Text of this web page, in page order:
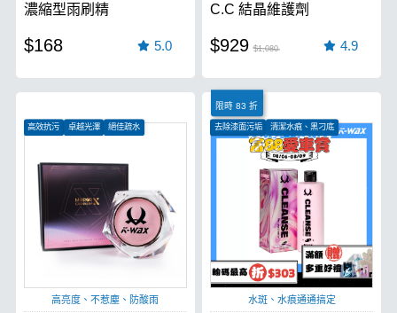
濃縮型雨刷精
$168 5.0
C.C 結晶維護劑
$929 $1,080 4.9
高效抗污 卓越光澤 絕佳疏水
高亮度、不惹塵、防酸雨
限時 83 折
去除漆面污垢
清潔水痕、黑刁底
恢復漆面光澤
水斑、水痕通通搞定